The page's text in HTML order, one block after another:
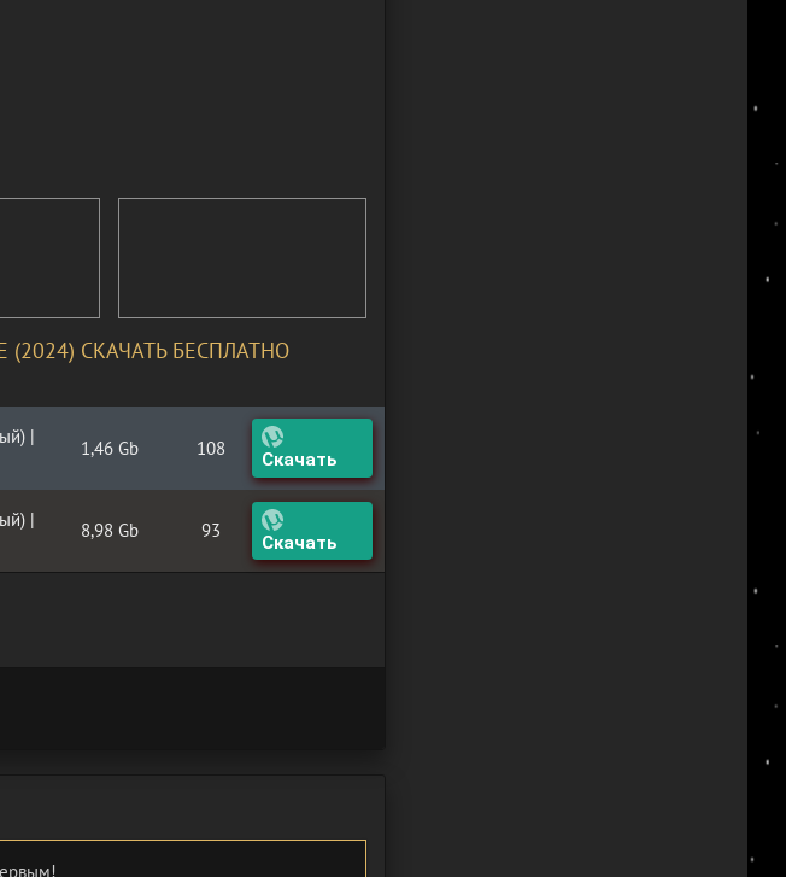
СКАЧАТЬ БЕСПЛАТНО
|
1,46 Gb 108 Скачать
|
8,98 Gb 93 Скачать